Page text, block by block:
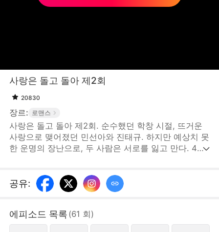
사랑은 돌고 돌아 제2회
20830
장르: 로맨스
사랑은 돌고 돌아 제2회. 순수했던 학창 시절, 뜨거운
사랑으로 맺어졌던 민선아와 진태규. 하지만 예상치 못
한 운명의 장난으로, 두 사람은 서로를 잃고 만다. 4년
규로 인해 세 사람은 숨 막히는 삼각관계 속으로 빠져
들게 된다. 아버지를 구하기 위해 권력과 맞서 싸우는
하고 있는 진태규는 자신의 모든 것을 걸고 그녀를 돕
는다. 결국 민선아, 진태규, 이제하 모두 각자의 아픔을
공유:
에피소드 목록 (61 회)